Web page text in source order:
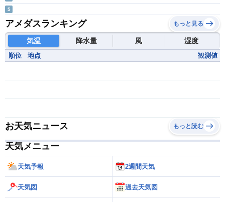
5
アメダスランキング もっと見る
気温 降水量 風 湿度
順位 地点 観測値
お天気ニュース もっと読む
天気メニュー
天気予報 2週間天気
天気図 過去天気図